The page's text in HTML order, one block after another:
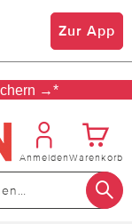
Zur App
→*
AnmeldenWarenkorb